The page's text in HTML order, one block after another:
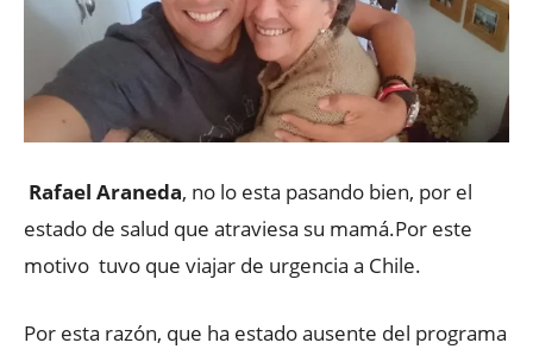
Rafael Araneda, no lo esta pasando bien, por el
estado de salud que atraviesa su mamá.Por este
motivo tuvo que viajar de urgencia a Chile.
Por esta razón, que ha estado ausente del programa